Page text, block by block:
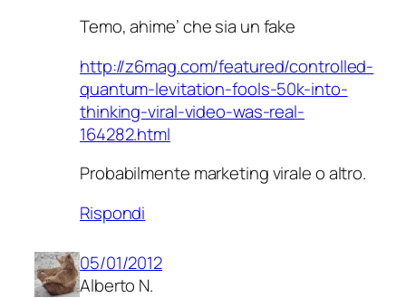
Temo, ahime’ che sia un fake
http://z6mag.com/featured/controlled-
quantum-levitation-fools-50k-into-
thinking-viral-video-was-real-
164282.html
Probabilmente marketing virale o altro.
Rispondi
05/01/2012
Alberto N.